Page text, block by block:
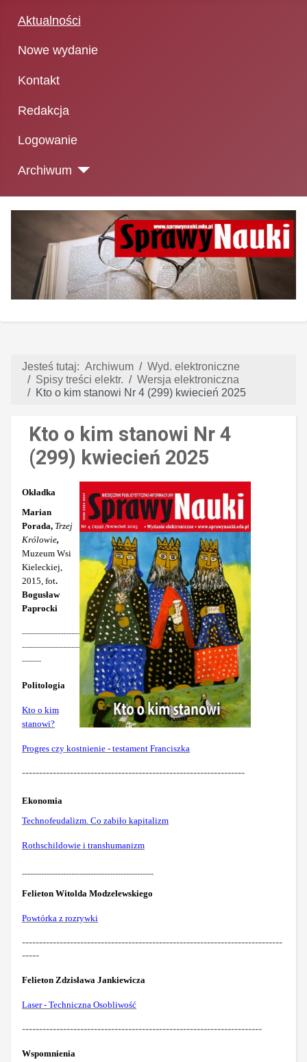
Aktualności
Nowe wydanie
Kontakt
Redakcja
Logowanie
Archiwum
Jesteś tutaj: Archiwum
Wyd. elektroniczne
Spisy treści elektr.
Wersja elektroniczna
Kto o kim stanowi Nr 4 (299) kwiecień 2025
Kto o kim stanowi Nr 4
(299) kwiecień 2025
Okładka
Marian
Porada, Trzej
Królowie,
Muzeum Wsi
Kieleckiej,
2015, fot.
Bogusław
Paprocki
---------------------
---------------------
-------
Politologia
Kto o kim
stanowi?
Progres czy kostnienie - testament Franciszka
-----------------------------------------------------------------
Ekonomia
Technofeudalizm. Co zabiło kapitalizm
Rothschildowie i transhumanizm
------------------------------------------------
Felieton Witolda Modzelewskiego
Powtórka z rozrywki
----------------------------------------------------------------------------
-----
Felieton Zdzisława Jankiewicza
Laser - Techniczna Osobliwość
----------------------------------------------------------------------
Wspomnienia